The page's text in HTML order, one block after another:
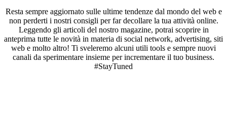
Resta sempre aggiornato sulle ultime tendenze dal mondo del web e
non perderti i nostri consigli per far decollare la tua attività online.
Leggendo gli articoli del nostro magazine, potrai scoprire in
anteprima tutte le novità in materia di social network, advertising, siti
web e molto altro! Ti sveleremo alcuni utili tools e sempre nuovi
canali da sperimentare insieme per incrementare il tuo business.
#StayTuned